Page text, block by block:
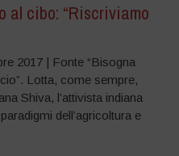
al cibo: “Riscriviamo
2017 | Fonte “Bisogna
Lotta, come sempre,
Shiva, l’attivista indiana
dell’agricoltura e